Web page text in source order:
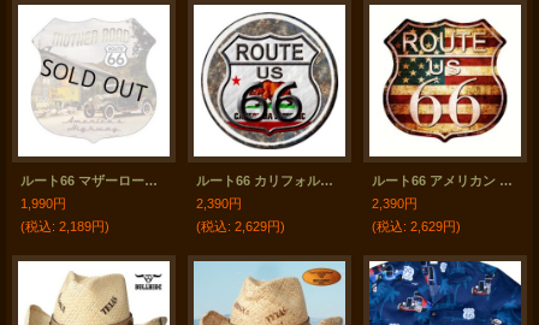
ルート66 マザーロード メタルサイン/Metal Sign Route 66 Mother Road
1,990円
(税込: 2,189円)
ルート66 カリフォルニア リパブリック メタルサイン/Metal Sign Route 66 California Republic
2,390円
(税込: 2,629円)
ルート66 アメリカン ビンテージ メタルサイン/Metal Sign Route 66
2,390円
(税込: 2,629円)